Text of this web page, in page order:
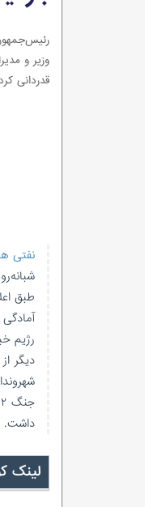
قدردانی
نفتی
شبانه‌روزی کارکنان
طبق
دیگر
داشت.
لینک